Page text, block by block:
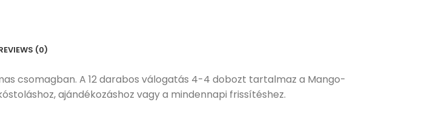
(0)
csomagban. A 12 darabos válogatás 4-4 dobozt tartalmaz a Mango-
ajándékozáshoz vagy a mindennapi frissítéshez.